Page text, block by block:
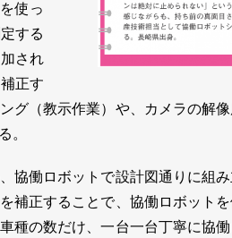
使っ
する
され
正す
グ（教示作業）や、カメラの解
。
協働ロボットで設計図通りに組
補正することで、協働ロボット
種の数だけ、一台一台丁寧に協